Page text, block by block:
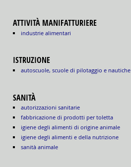
ATTIVITÀ MANIFATTURIERE
industrie alimentari
ISTRUZIONE
autoscuole, scuole di pilotaggio e nautiche
SANITÀ
autorizzazioni sanitarie
fabbricazione di prodotti per toletta
igiene degli alimenti di origine animale
igiene degli alimenti e della nutrizione
sanità animale